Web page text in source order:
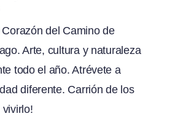
Corazón del Camino de
Arte, cultura y naturaleza
todo el año. Atrévete a
diferente. Carrión de los
vivirlo!